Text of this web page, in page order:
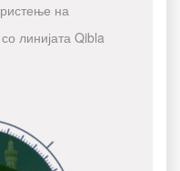
на
линијата Qibla